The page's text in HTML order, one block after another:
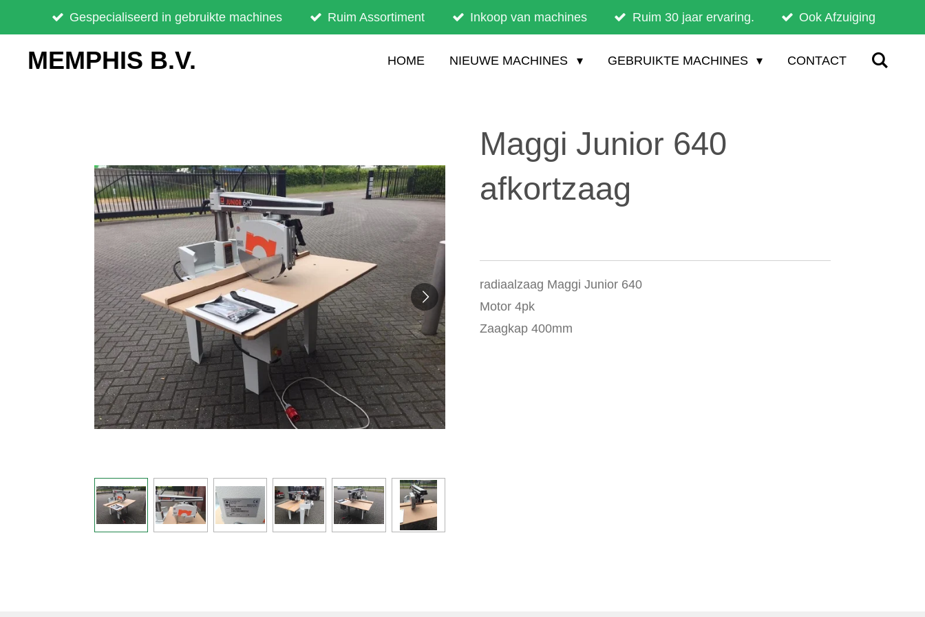
Gespecialiseerd in gebruikte machines Ruim Assortiment Inkoop van machines Ruim 30 jaar ervaring. Ook Afzuiging
MEMPHIS B.V. HOME NIEUWE MACHINES GEBRUIKTE MACHINES CONTACT
Maggi Junior 640
afkortzaag
radiaalzaag Maggi Junior 640
Motor 4pk
Zaagkap 400mm